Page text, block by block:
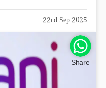
22nd Sep 2025
Share